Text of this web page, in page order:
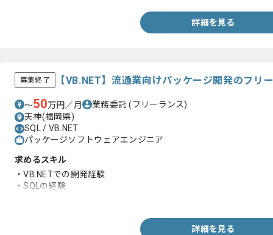
詳細を見る
募集終了 【VB.NET】流通業向けパッケージ開発のフリ
〜50万円／月 業務委託(フリーランス)
天神(福岡県)
SQL / VB.NET
パッケージソフトウェアエンジニア
求めるスキル
・VB.NETでの開発経験
・SQLの経験
詳細を見る